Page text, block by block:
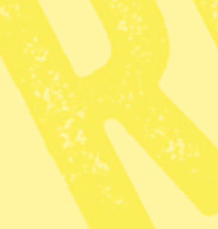
USA:s agerande mot Venezuela strider
mot folkrätten, anser flera tunga namn
som tycker Sverige borde markera
tydligare mot Trump.
”Hur är det möjligt att inte
utrikesministern tydligt fördömer USA:s
agerande?” skriver advokaten Anne
Ramberg på Linked in.
Anna Langseth
Redaktör och skribent
I går morse, svensk tid, genomförde den amerikanska
militären och säkerhetstjänsten en attack i Venezuelas
huvudstad Caracas. Landets president Nicolás Maduro